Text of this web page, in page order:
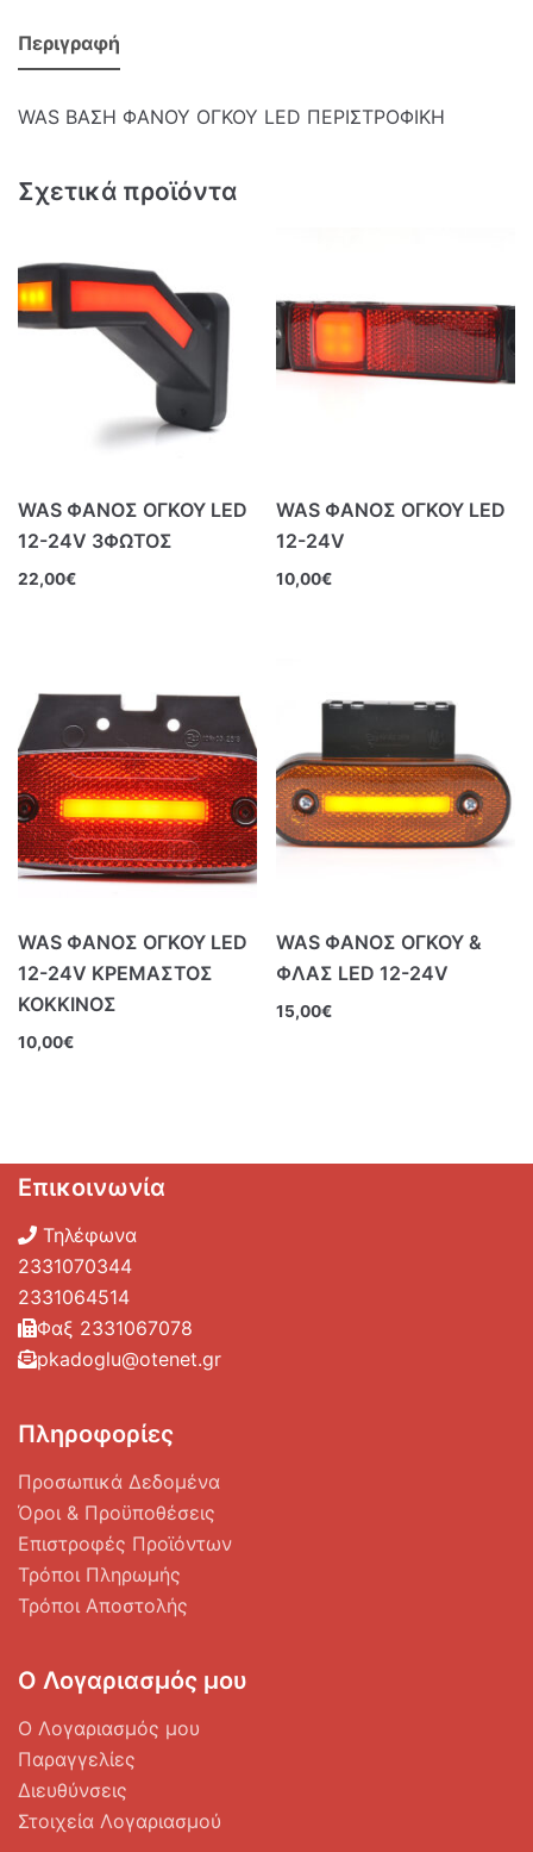
Περιγραφή
WAS ΒΑΣΗ ΦΑΝΟΥ ΟΓΚΟΥ LED ΠΕΡΙΣΤΡΟΦΙΚΗ
Σχετικά προϊόντα
WAS ΦΑΝΟΣ ΟΓΚΟΥ LED
12-24V 3ΦΩΤΟΣ
22,00€
WAS ΦΑΝΟΣ ΟΓΚΟΥ LED
12-24V
10,00€
WAS ΦΑΝΟΣ ΟΓΚΟΥ LED
12-24V ΚΡΕΜΑΣΤΟΣ
ΚΟΚΚΙΝΟΣ
10,00€
WAS ΦΑΝΟΣ ΟΓΚΟΥ &
ΦΛΑΣ LED 12-24V
15,00€
Επικοινωνία
Τηλέφωνα
2331070344
2331064514
Φαξ 2331067078
pkadoglu@otenet.gr
Πληροφορίες
Προσωπικά Δεδομένα
Όροι & Προϋποθέσεις
Επιστροφές Προϊόντων
Τρόποι Πληρωμής
Τρόποι Αποστολής
Ο Λογαριασμός μου
Ο Λογαριασμός μου
Παραγγελίες
Διευθύνσεις
Στοιχεία Λογαριασμού